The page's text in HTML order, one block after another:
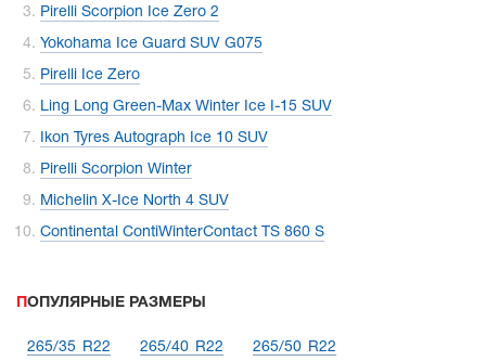
Pirelli Scorpion Ice Zero 2
Yokohama Ice Guard SUV G075
Pirelli Ice Zero
Ling Long Green-Max Winter Ice I-15 SUV
Ikon Tyres Autograph Ice 10 SUV
Pirelli Scorpion Winter
Michelin X-Ice North 4 SUV
Continental ContiWinterContact TS 860 S
ПОПУЛЯРНЫЕ РАЗМЕРЫ
265/35 R22 265/40 R22
265/50 R22